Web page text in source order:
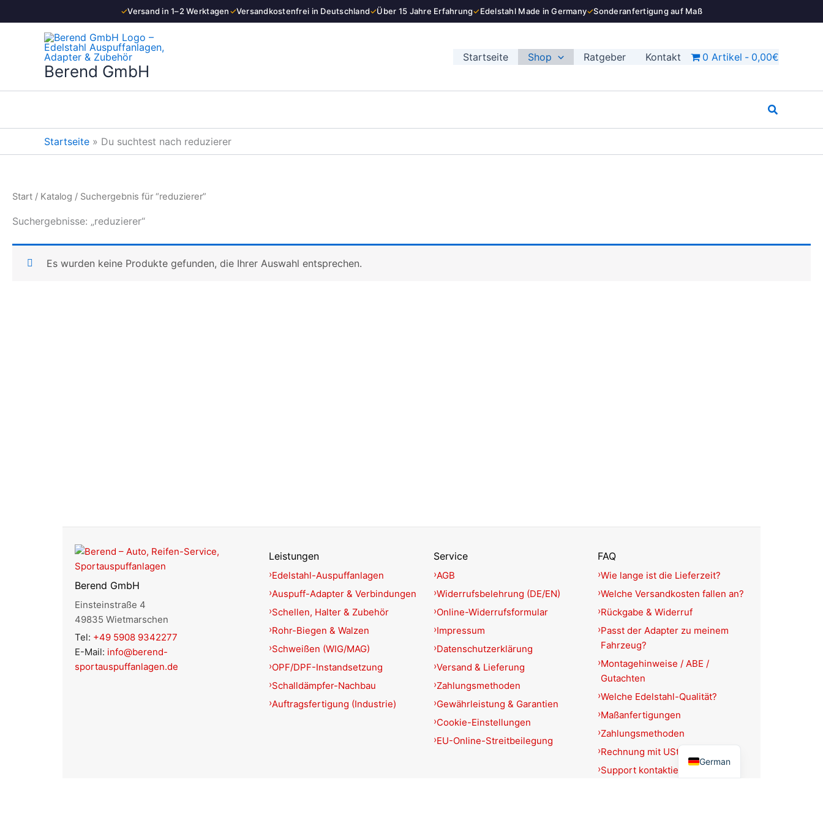
✓Versand in 1–2 Werktagen✓Versandkostenfrei in Deutschland✓Über 15 Jahre Erfahrung✓Edelstahl Made in Germany✓Sonderanfertigung auf Maß
Inhalt
Berend GmbH
Startseite Shop Ratgeber Kontakt 0 Artikel 0,00€
Suchen
Startseite » Du suchtest nach reduzierer
Start / Katalog / Suchergebnis für “reduzierer”
Suchergebnisse: „reduzierer“
Es wurden keine Produkte gefunden, die Ihrer Auswahl entsprechen.
Berend GmbH
Einsteinstraße 4
49835 Wietmarschen
Tel: +49 5908 9342277
E-Mail: info@berend-
sportauspuffanlagen.de
Leistungen
Edelstahl-Auspuffanlagen
Auspuff-Adapter & Verbindungen
Schellen, Halter & Zubehör
Rohr-Biegen & Walzen
Schweißen (WIG/MAG)
OPF/DPF-Instandsetzung
Schalldämpfer-Nachbau
Auftragsfertigung (Industrie)
Service
AGB
Widerrufsbelehrung (DE/EN)
Online-Widerrufsformular
Impressum
Datenschutzerklärung
Versand & Lieferung
Zahlungsmethoden
Gewährleistung & Garantien
Cookie-Einstellungen
EU-Online-Streitbeilegung
FAQ
Wie lange ist die Lieferzeit?
Welche Versandkosten fallen an?
Rückgabe & Widerruf
Passt der Adapter zu meinem
Fahrzeug?
Montagehinweise / ABE /
Gutachten
Welche Edelstahl-Qualität?
Maßanfertigungen
Zahlungsmethoden
Rechnung mit USt.-Ausweis?
Support kontaktieren
German